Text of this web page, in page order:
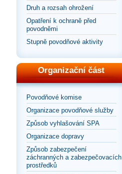
Druh a rozsah ohrožení
Opatření k ochraně před
povodněmi
Stupně povodňové aktivity
Organizační část
Povodňové komise
Organizace povodňové služby
Způsob vyhlašování SPA
Organizace dopravy
Způsob zabezpečení
záchranných a zabezpečovacích
prostředků